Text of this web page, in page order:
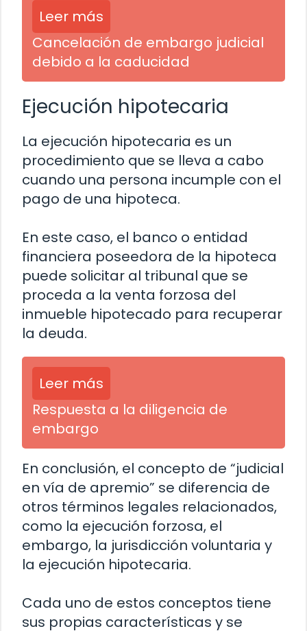
Leer más
Cancelación de embargo judicial
debido a la caducidad
Ejecución hipotecaria
La ejecución hipotecaria es un
procedimiento que se lleva a cabo
cuando una persona incumple con el
pago de una hipoteca.
En este caso, el banco o entidad
financiera poseedora de la hipoteca
puede solicitar al tribunal que se
proceda a la venta forzosa del
inmueble hipotecado para recuperar
la deuda.
Leer más
Respuesta a la diligencia de
embargo
En conclusión, el concepto de “judicial
en vía de apremio” se diferencia de
otros términos legales relacionados,
como la ejecución forzosa, el
embargo, la jurisdicción voluntaria y
la ejecución hipotecaria.
Cada uno de estos conceptos tiene
sus propias características y se